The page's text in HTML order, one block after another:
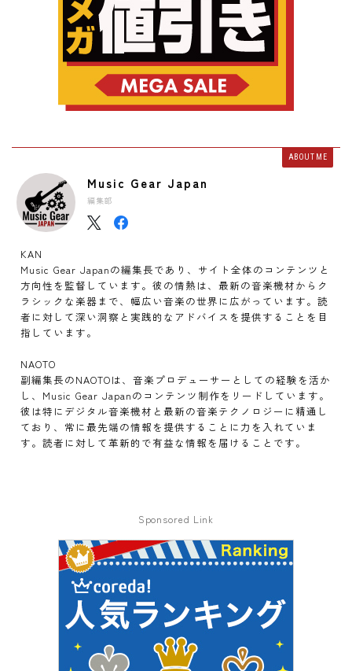
ABOUT ME
Music Gear Japan
編集部
KAN
Music Gear Japanの編集長であり、サイト全体のコンテンツと
方向性を監督しています。彼の情熱は、最新の音楽機材からク
ラシックな楽器まで、幅広い音楽の世界に広がっています。読
者に対して深い洞察と実践的なアドバイスを提供することを目
指しています。
NAOTO
副編集長のNAOTOは、音楽プロデューサーとしての経験を活か
し、Music Gear Japanのコンテンツ制作をリードしています。
彼は特にデジタル音楽機材と最新の音楽テクノロジーに精通し
ており、常に最先端の情報を提供することに力を入れていま
す。読者に対して革新的で有益な情報を届けることです。
Sponsored Link